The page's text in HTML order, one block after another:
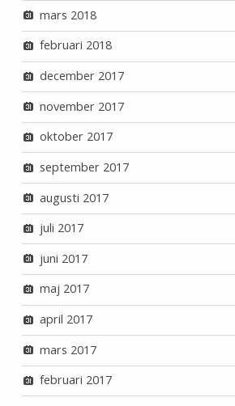
mars 2018
februari 2018
december 2017
november 2017
oktober 2017
september 2017
augusti 2017
juli 2017
juni 2017
maj 2017
april 2017
mars 2017
februari 2017